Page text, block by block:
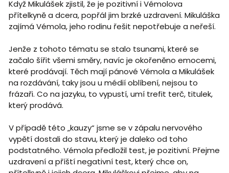
Když Mikulášek zjistil, že je pozitivní i Vémolova
přítelkyně a dcera, popřál jim brzké uzdravení. Mikuláška
zajímá Vémola, jeho rodinu řešit nepotřebuje a neřeší.
Jenže z tohoto tématu se stalo tsunami, které se
začalo šířit všemi směry, navíc je okořeněno emocemi,
které prodávají. Těch mají pánové Vémola a Mikulášek
na rozdávání, taky jsou u médií oblíbení, nejsou to
frázaři. Co na jazyku, to vypustí, umí trefit terč, titulek,
který prodává.
V případě této „kauzy“ jsme se v zápalu nervového
vypětí dostali do stavu, který je daleko od toho
podstatného. Vémola předložil test, je pozitivní. Přejme
uzdravení a příští negativní test, který chce on,